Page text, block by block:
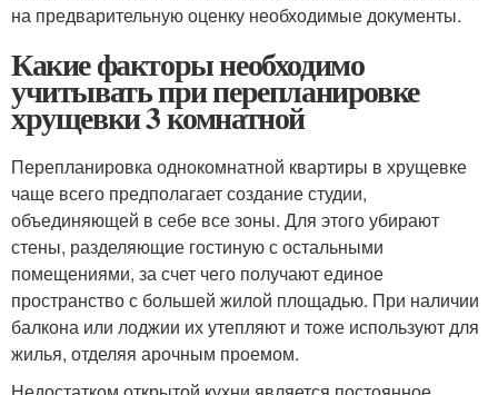
на предварительную оценку необходимые документы.
Какие факторы необходимо
учитывать при перепланировке
хрущевки 3 комнатной
Перепланировка однокомнатной квартиры в хрущевке
чаще всего предполагает создание студии,
объединяющей в себе все зоны. Для этого убирают
стены, разделяющие гостиную с остальными
помещениями, за счет чего получают единое
пространство с большей жилой площадью. При наличии
балкона или лоджии их утепляют и тоже используют для
жилья, отделяя арочным проемом.